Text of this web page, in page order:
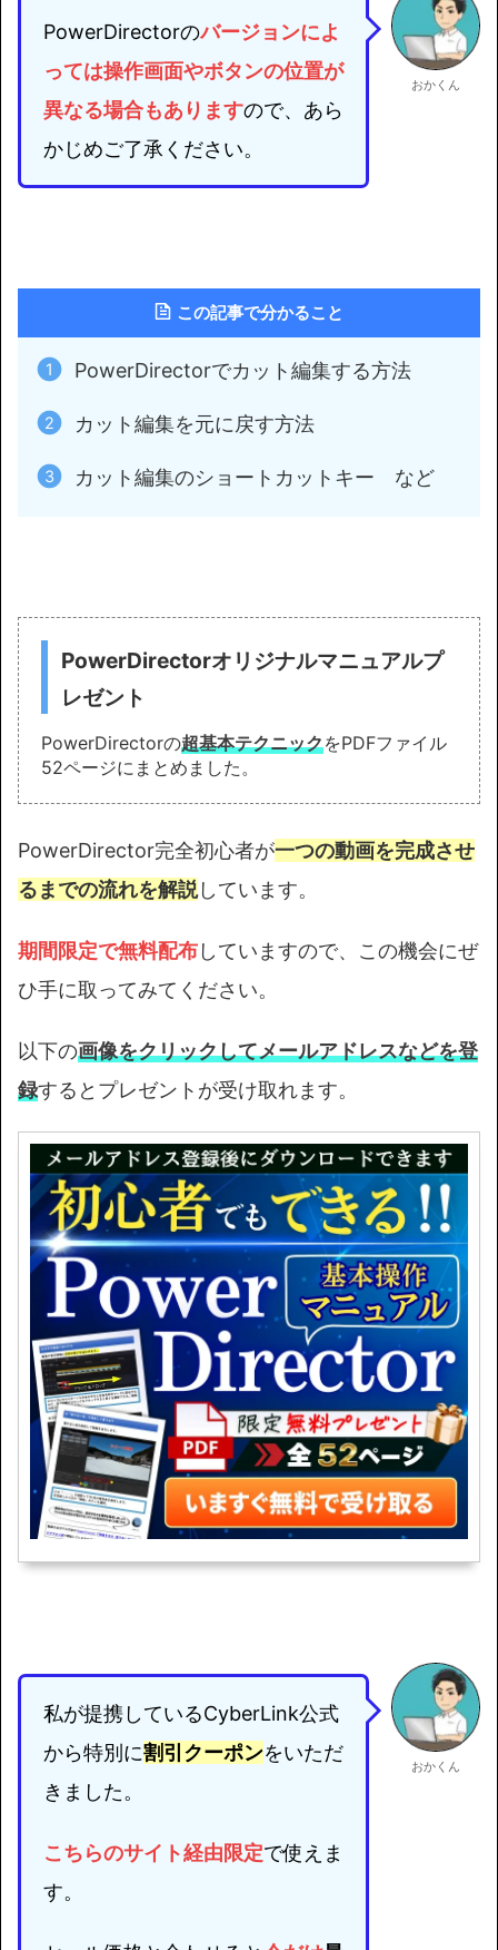
PowerDirectorのバージョンによ
っては操作画面やボタンの位置が
異なる場合もありますので、あら
かじめご了承ください。
おかくん
この記事で分かること
PowerDirectorでカット編集する方法
カット編集を元に戻す方法
カット編集のショートカットキー など
PowerDirectorオリジナルマニュアルプ
レゼント
PowerDirectorの超基本テクニックをPDFファイル
52ページにまとめました。
PowerDirector完全初心者が一つの動画を完成させ
るまでの流れを解説しています。
期間限定で無料配布していますので、この機会にぜ
ひ手に取ってみてください。
以下の画像をクリックしてメールアドレスなどを登
録するとプレゼントが受け取れます。
私が提携しているCyberLink公式
から特別に割引クーポンをいただ
きました。
こちらのサイト経由限定で使えま
す。
おかくん